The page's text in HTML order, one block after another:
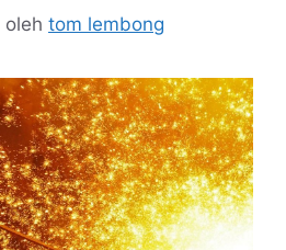
oleh tom lembong